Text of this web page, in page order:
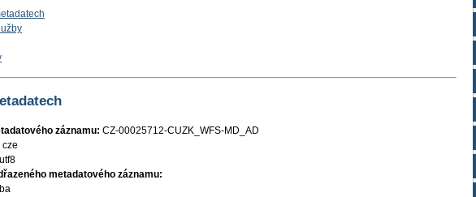
záznamu: CZ-00025712-CUZK_WFS-MD_AD
cze
utf8
metadatového záznamu: